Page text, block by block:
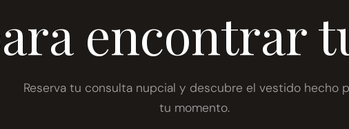
encontrar
Reserva tu consulta nupcial y descubre el vestido hecho
tu momento.